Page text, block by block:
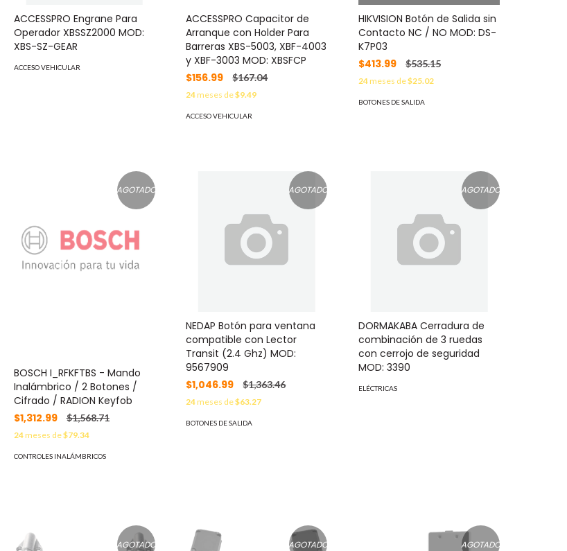
ACCESSPRO Engrane Para
Operador XBSSZ2000 MOD:
XBS-SZ-GEAR
ACCESO VEHICULAR
ACCESSPRO Capacitor de
Arranque con Holder Para
Barreras XBS-5003, XBF-4003
y XBF-3003 MOD: XBSFCP
$156.99
$167.04
24meses de$9.49
ACCESO VEHICULAR
HIKVISION Botón de Salida sin
Contacto NC / NO MOD: DS-
K7P03
$413.99
$535.15
24meses de$25.02
BOTONES DE SALIDA
AGOTADO
BOSCH I_RFKFTBS - Mando
Inalámbrico / 2 Botones /
Cifrado / RADION Keyfob
$1,312.99
$1,568.71
24meses de$79.34
CONTROLES INALÁMBRICOS
AGOTADO
NEDAP Botón para ventana
compatible con Lector
Transit (2.4 Ghz) MOD:
9567909
$1,046.99
$1,363.46
24meses de$63.27
BOTONES DE SALIDA
AGOTADO
DORMAKABA Cerradura de
combinación de 3 ruedas
con cerrojo de seguridad
MOD: 3390
ELÉCTRICAS
AGOTADO AGOTADO AGOTADO